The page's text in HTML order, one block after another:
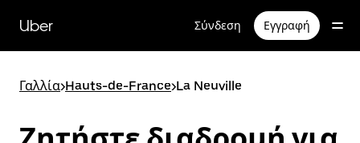
κύριο
περιεχόμενο
Uber Σύνδεση Εγγραφή
Γαλλία>Hauts-de-France>La Neuville